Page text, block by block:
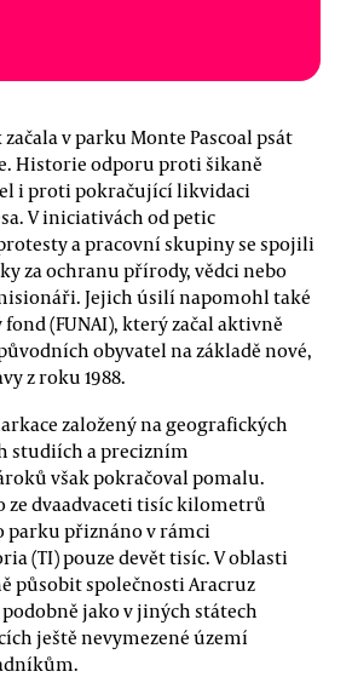
začala v parku Monte Pascoal psát
Historie odporu proti šikaně
i proti pokračující likvidaci
V iniciativách od petic
a pracovní skupiny se spojili
za ochranu přírody, vědci nebo
Jejich úsilí napomohl také
(FUNAI), který začal aktivně
obyvatel na základě nové,
z roku 1988.
založený na geografických
studiích a precizním
však pokračoval pomalu.
ze dvaadvaceti tisíc kilometrů
přiznáno v rámci
(TI) pouze devět tisíc. V oblasti
působit společnosti Aracruz
podobně jako v jiných státech
ještě nevymezené území